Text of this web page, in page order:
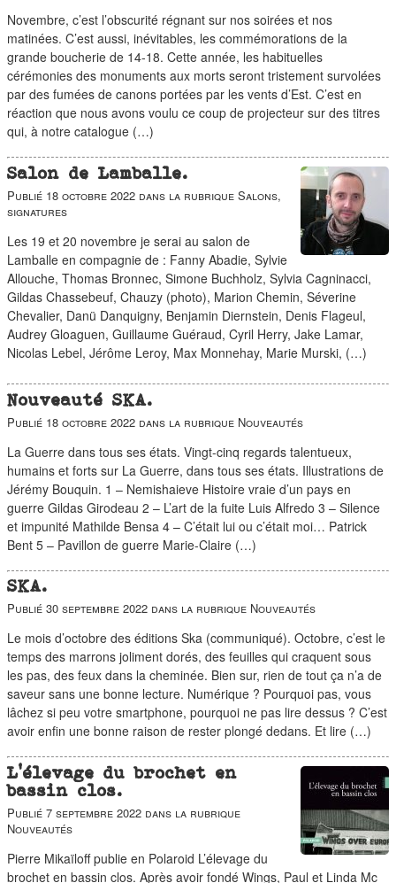
Novembre, c’est l’obscurité régnant sur nos soirées et nos
matinées. C’est aussi, inévitables, les commémorations de la
grande boucherie de 14-18. Cette année, les habituelles
cérémonies des monuments aux morts seront tristement survolées
par des fumées de canons portées par les vents d’Est. C’est en
réaction que nous avons voulu ce coup de projecteur sur des titres
qui, à notre catalogue (…)
Salon de Lamballe.
Publié 18 octobre 2022 dans la rubrique Salons,
signatures
Les 19 et 20 novembre je serai au salon de
Lamballe en compagnie de : Fanny Abadie, Sylvie
Allouche, Thomas Bronnec, Simone Buchholz, Sylvia Cagninacci,
Gildas Chassebeuf, Chauzy (photo), Marion Chemin, Séverine
Chevalier, Danü Danquigny, Benjamin Diernstein, Denis Flageul,
Audrey Gloaguen, Guillaume Guéraud, Cyril Herry, Jake Lamar,
Nicolas Lebel, Jérôme Leroy, Max Monnehay, Marie Murski, (…)
Nouveauté SKA.
Publié 18 octobre 2022 dans la rubrique Nouveautés
La Guerre dans tous ses états. Vingt-cinq regards talentueux,
humains et forts sur La Guerre, dans tous ses états. Illustrations de
Jérémy Bouquin. 1 – Nemishaieve Histoire vraie d’un pays en
guerre Gildas Girodeau 2 – L’art de la fuite Luis Alfredo 3 – Silence
et impunité Mathilde Bensa 4 – C’était lui ou c’était moi… Patrick
Bent 5 – Pavillon de guerre Marie-Claire (…)
SKA.
Publié 30 septembre 2022 dans la rubrique Nouveautés
Le mois d’octobre des éditions Ska (communiqué). Octobre, c’est le
temps des marrons joliment dorés, des feuilles qui craquent sous
les pas, des feux dans la cheminée. Bien sur, rien de tout ça n’a de
saveur sans une bonne lecture. Numérique ? Pourquoi pas, vous
lâchez si peu votre smartphone, pourquoi ne pas lire dessus ? C’est
avoir enfin une bonne raison de rester plongé dedans. Et lire (…)
L’élevage du brochet en
bassin clos.
Publié 7 septembre 2022 dans la rubrique
Nouveautés
Pierre Mikaïloff publie en Polaroid L’élevage du
brochet en bassin clos. Après avoir fondé Wings, Paul et Linda Mc